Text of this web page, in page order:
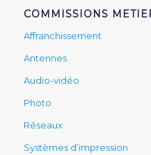
COMMISSIONS
Affranchissement
Antennes
Audio-vidéo
Photo
Réseaux
Systèmes d’impression